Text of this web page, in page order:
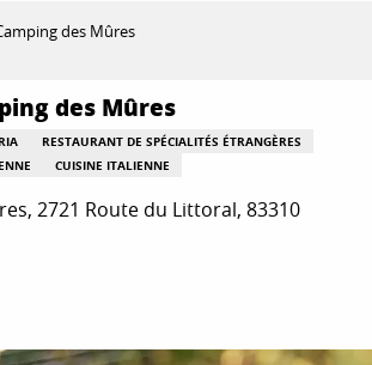
des Mûres
des Mûres
RESTAURANT DE SPÉCIALITÉS ÉTRANGÈRES
CUISINE ITALIENNE
2721 Route du Littoral, 83310
aux favoris